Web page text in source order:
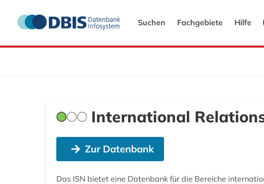
Suchen Fachgebiete Hilfe
International
Zur Datenbank
Das ISN bietet eine Datenbank für die Bereiche